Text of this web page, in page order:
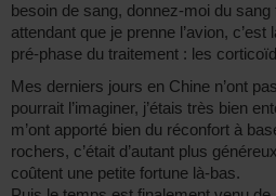
besoin de sang, donnez-moi du sang
attendant que je prenne l’avion,
pré-phase du traitement : les
Mes derniers jours en Chine n’ont
pourrait l’imaginer, j’étais très bien
m’ont apporté bien du réconfort à
rochers, c’était d’autant plus
coûtent une petite fortune là-bas.